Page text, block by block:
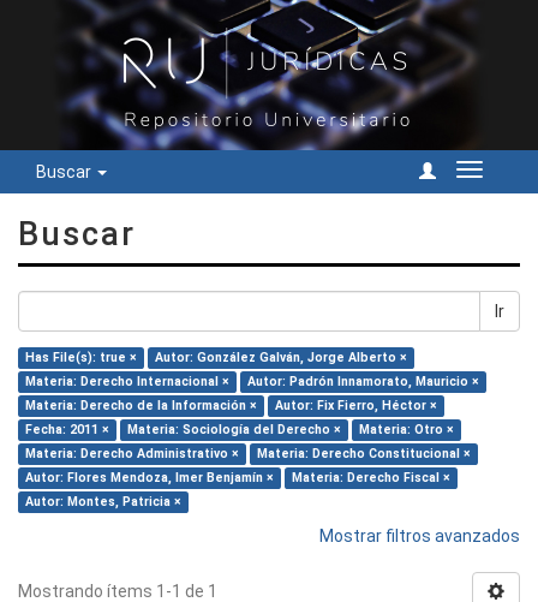
Buscar
Cambiar
Buscar
Ir
Has File(s): true ×
Autor: González Galván, Jorge Alberto ×
Materia: Derecho Internacional ×
Autor: Padrón Innamorato, Mauricio ×
Materia: Derecho de la Información ×
Autor: Fix Fierro, Héctor ×
Fecha: 2011 ×
Materia: Sociología del Derecho ×
Materia: Otro ×
Materia: Derecho Administrativo ×
Materia: Derecho Constitucional ×
Autor: Flores Mendoza, Imer Benjamín ×
Materia: Derecho Fiscal ×
Autor: Montes, Patricia ×
Mostrar filtros avanzados
Mostrando ítems 1-1 de 1